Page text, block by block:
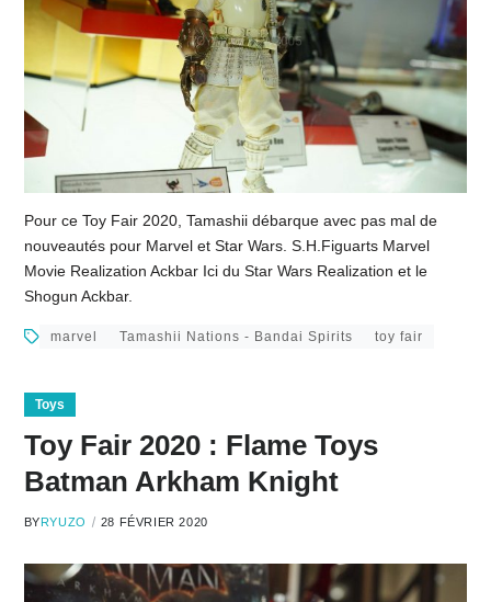
Pour ce Toy Fair 2020, Tamashii débarque avec pas mal de
nouveautés pour Marvel et Star Wars. S.H.Figuarts Marvel
Movie Realization Ackbar Ici du Star Wars Realization et le
Shogun Ackbar.
marvel Tamashii Nations - Bandai Spirits toy fair
Toys
Toy Fair 2020 : Flame Toys
Batman Arkham Knight
BY RYUZO 28 FÉVRIER 2020